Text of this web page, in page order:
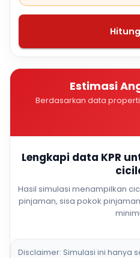
Hitung
Estimasi
Berdasarkan data
Lengkapi data KPR
Hasil simulasi menampilkan
pinjaman, sisa pokok
Disclaimer: Simulasi ini hanya